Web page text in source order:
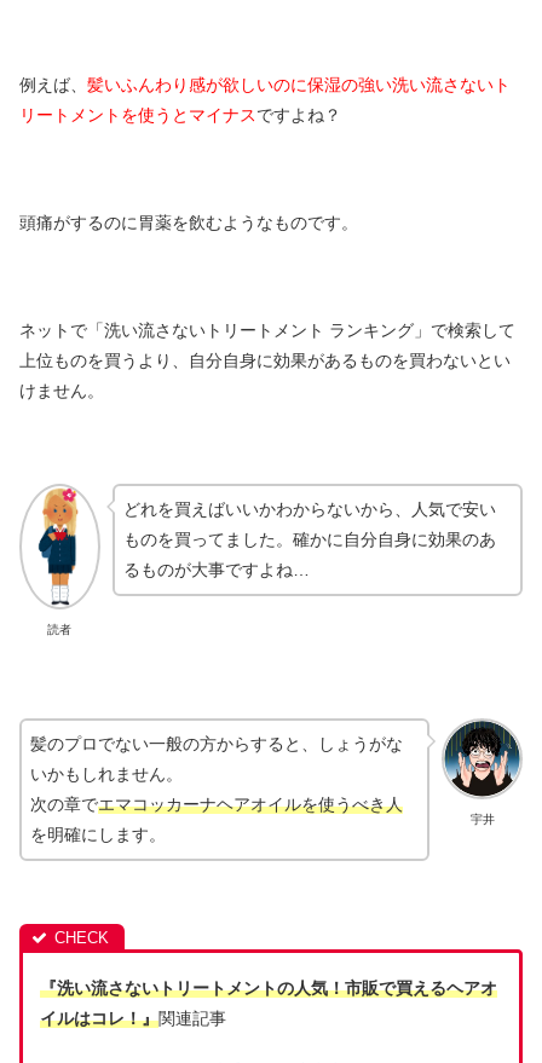
例えば、 髪いふんわり感が欲しいのに保湿の強い洗い流さないト
リートメントを使うとマイナスですよね？
頭痛がするのに胃薬を飲むようなものです。
ネットで「洗い流さないトリートメント ランキング」で検索して
上位ものを買うより、自分自身に効果があるものを買わないとい
けません。
読者
どれを買えばいいかわからないから、人気で安い
ものを買ってました。確かに自分自身に効果のあ
るものが大事ですよね…
宇井
髪のプロでない一般の方からすると、しょうがな
いかもしれません。
次の章でエマコッカーナヘアオイルを使うべき人
を明確にします。
『洗い流さないトリートメントの人気！市販で買えるヘアオ
イルはコレ！』関連記事